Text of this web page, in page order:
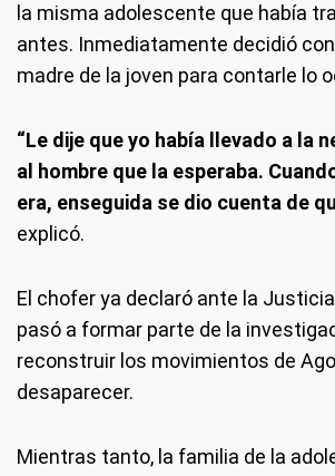
la misma adolescente que había
antes. Inmediatamente decidió
madre de la joven para contarle lo
“Le dije que yo había llevado a la
al hombre que la esperaba.
era, enseguida se dio cuenta de
explicó.
El chofer ya declaró ante la
pasó a formar parte de la
reconstruir los movimientos de
desaparecer.
Mientras tanto, la familia de la